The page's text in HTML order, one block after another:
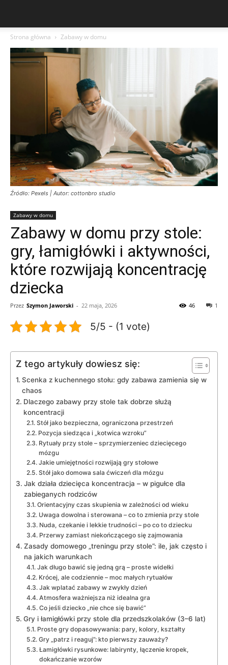
Strona główna Zabawy w domu
Źródło: Pexels | Autor: cottonbro studio
Zabawy w domu
Zabawy w domu przy stole:
gry, łamigłówki i aktywności,
które rozwijają koncentrację
dziecka
Przez Szymon Jaworski - 22 maja, 2026 1
46
5/5 - (1 vote)
Z tego artykuły dowiesz się:
Scenka z kuchennego stołu: gdy zabawa zamienia się w
chaos
Dlaczego zabawy przy stole tak dobrze służą
koncentracji
Stół jako bezpieczna, ograniczona przestrzeń
Pozycja siedząca i „kotwica wzroku”
Rytuały przy stole – sprzymierzeniec dziecięcego
mózgu
Jakie umiejętności rozwijają gry stołowe
Stół jako domowa sala ćwiczeń dla mózgu
Jak działa dziecięca koncentracja – w pigułce dla
zabieganych rodziców
Orientacyjny czas skupienia w zależności od wieku
Uwaga dowolna i sterowana – co to zmienia przy stole
Nuda, czekanie i lekkie trudności – po co to dziecku
Przerwy zamiast niekończącego się zajmowania
Zasady domowego „treningu przy stole”: ile, jak często i
na jakich warunkach
Jak długo bawić się jedną grą – proste widełki
Krócej, ale codziennie – moc małych rytuałów
Jak wplatać zabawy w zwykły dzień
Atmosfera ważniejsza niż idealna gra
Co jeśli dziecko „nie chce się bawić”
Gry i łamigłówki przy stole dla przedszkolaków (3–6 lat)
Proste gry dopasowywania: pary, kolory, kształty
Gry „patrz i reaguj”: kto pierwszy zauważy?
Łamigłówki rysunkowe: labirynty, łączenie kropek,
dokańczanie wzorów